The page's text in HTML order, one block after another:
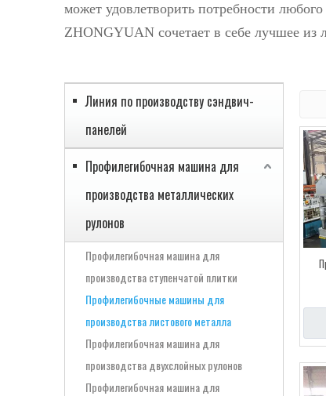
может удовлетворить потребности
ZHONGYUAN сочетает в себе лучшее из
Линия по производству сэндвич-
панелей
Профилегибочная машина для
производства металлических
рулонов
Профилегибочная машина для
производства ступенчатой ​​плитки
Профилегибочные машины для
производства листового металла
Профилегибочная машина для
производства двухслойных рулонов
Профилегибочная машина для